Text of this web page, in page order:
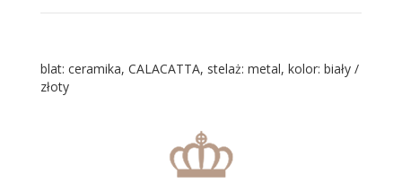
blat: ceramika, CALACATTA, stelaż: metal, kolor: biały /
złoty